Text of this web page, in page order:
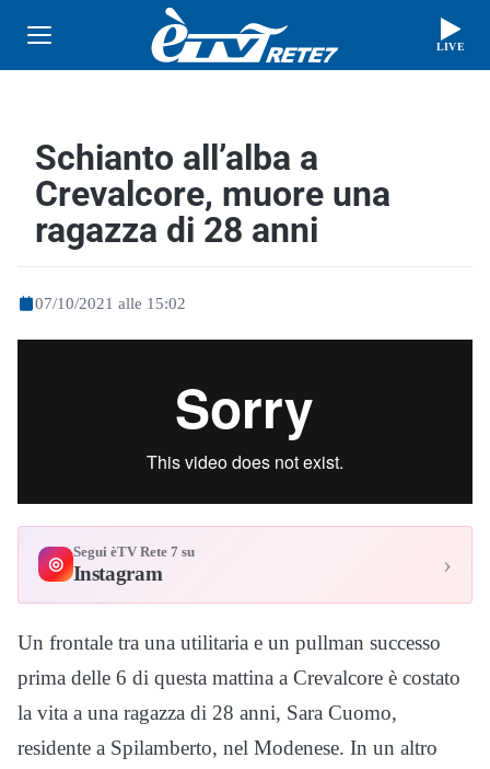
LIVE
Schianto all’alba a
Crevalcore, muore una
ragazza di 28 anni
07/10/2021 alle 15:02
◎
Segui èTV Rete 7 su
Instagram ›
Un frontale tra una utilitaria e un pullman successo
prima delle 6 di questa mattina a Crevalcore è costato
la vita a una ragazza di 28 anni, Sara Cuomo,
residente a Spilamberto, nel Modenese. In un altro